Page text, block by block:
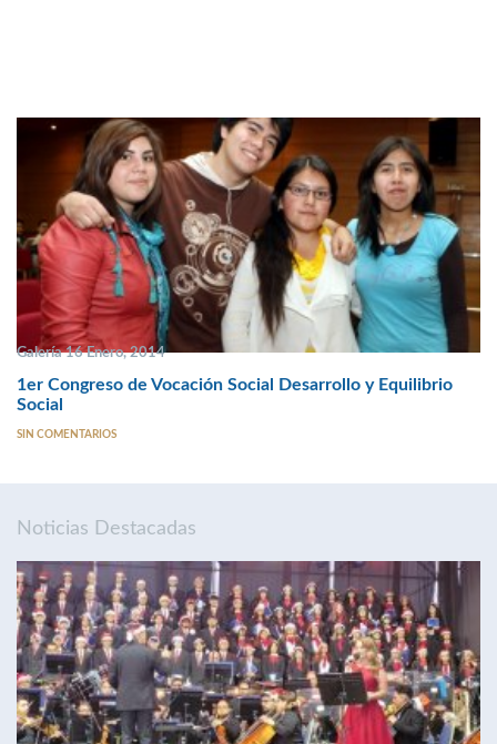
Galería 16 Enero, 2014
1er Congreso de Vocación Social Desarrollo y Equilibrio
Social
SIN COMENTARIOS
Noticias Destacadas